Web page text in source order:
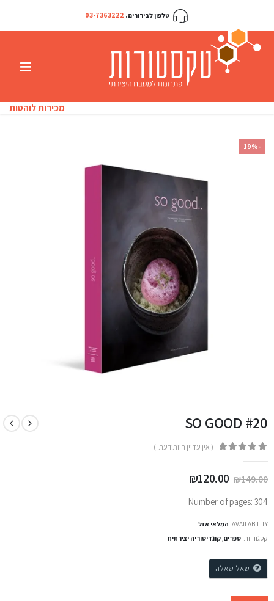
טלפון לבירורים . 03-7363222
מכירות לוהטות
-19%
SO GOOD #20
( אין עדיין חוות דעת. )
₪149.00 המחיר
היה:
₪120.00
הוא:Number of pages: 304
AVAILABILITY: המלאי אזל
קטגוריות: ספרים,קונדיטוריה יצירתית
שאל שאלה